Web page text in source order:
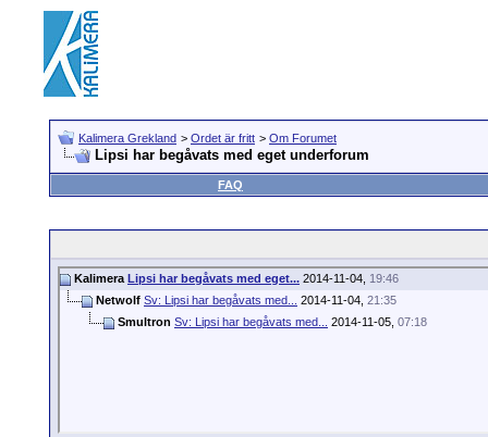
Kalimera Grekland > Ordet är fritt > Om Forumet
Lipsi har begåvats med eget underforum
FAQ
Kalimera Lipsi har begåvats med eget... 2014-11-04, 19:46
Netwolf Sv: Lipsi har begåvats med... 2014-11-04, 21:35
Smultron Sv: Lipsi har begåvats med... 2014-11-05, 07:18